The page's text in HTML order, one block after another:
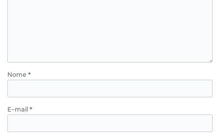
Nome *
E-mail *